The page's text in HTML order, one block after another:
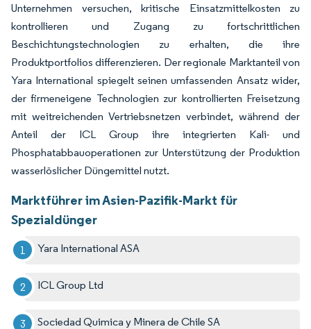
Unternehmen versuchen, kritische Einsatzmittelkosten zu
kontrollieren und Zugang zu fortschrittlichen
Beschichtungstechnologien zu erhalten, die ihre
Produktportfolios differenzieren. Der regionale Marktanteil von
Yara International spiegelt seinen umfassenden Ansatz wider,
der firmeneigene Technologien zur kontrollierten Freisetzung
mit weitreichenden Vertriebsnetzen verbindet, während der
Anteil der ICL Group ihre integrierten Kali- und
Phosphatabbauoperationen zur Unterstützung der Produktion
wasserlöslicher Düngemittel nutzt.
Marktführer im Asien-Pazifik-Markt für
Spezialdünger
Yara International ASA
ICL Group Ltd
Sociedad Quimica y Minera de Chile SA